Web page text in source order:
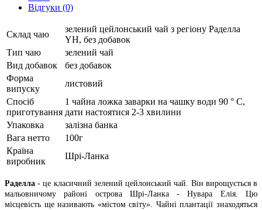
Відгуки (0)
Склад чаю
зелений цейлонський чай з регіону Раделла
YH, без добавок
Тип чаю
зелений чай
Вид добавок
без добавок
Форма
випуску
листовий
Спосіб
приготування
1 чайна ложка заварки на чашку води 90 ° C,
дати настоятися 2-3 хвилини
Упаковка
залізна банка
Вага нетто
100г
Країна
виробник
Шрі-Ланка
Раделла- це класичний зелений цейлонський чай. Він вирощується в
мальовничому районі острова Шрі-Ланка - Нувара Елія. Цю
місцевість ще називають «містом світу». Чайні плантації знаходяться